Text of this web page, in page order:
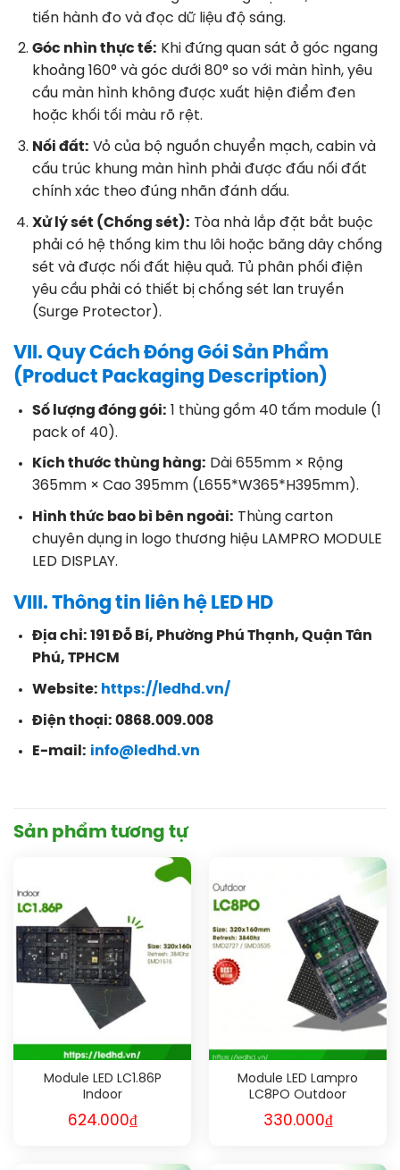
tiến hành đo và đọc dữ liệu độ sáng.
Góc nhìn thực tế: Khi đứng quan sát ở góc ngang
khoảng 160° và góc dưới 80° so với màn hình, yêu
cầu màn hình không được xuất hiện điểm đen
hoặc khối tối màu rõ rệt.
Nối đất: Vỏ của bộ nguồn chuyển mạch, cabin và
cấu trúc khung màn hình phải được đấu nối đất
chính xác theo đúng nhãn đánh dấu.
Xử lý sét (Chống sét): Tòa nhà lắp đặt bắt buộc
phải có hệ thống kim thu lôi hoặc băng dây chống
sét và được nối đất hiệu quả. Tủ phân phối điện
yêu cầu phải có thiết bị chống sét lan truyền
(Surge Protector).
VII. Quy Cách Đóng Gói Sản Phẩm
(Product Packaging Description)
Số lượng đóng gói: 1 thùng gồm 40 tấm module (1
pack of 40).
Kích thước thùng hàng: Dài 655mm × Rộng
365mm × Cao 395mm (L655*W365*H395mm).
Hình thức bao bì bên ngoài: Thùng carton
chuyên dụng in logo thương hiệu LAMPRO MODULE
LED DISPLAY.
VIII. Thông tin liên hệ LED HD
Địa chỉ: 191 Đỗ Bí, Phường Phú Thạnh, Quận Tân
Phú, TPHCM
Website: https://ledhd.vn/
Điện thoại: 0868.009.008
E-mail: info@ledhd.vn
Sản phẩm tương tự
Module LED LC1.86P
Indoor
624.000₫
Module LED Lampro
LC8PO Outdoor
330.000₫